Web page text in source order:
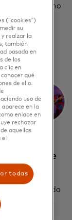
La IA ya no
aprovechan.
porque
a menudo
en
(“cookies”)
su
realzar la
también
basada en
de los
clic en
qué
de ello.
uso de
aparece en la
enlace en
rechazar
aquellas
todas